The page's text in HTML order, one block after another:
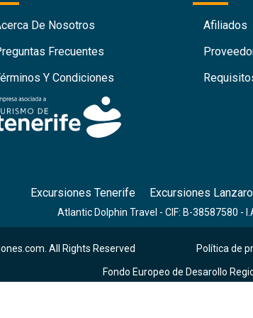
De Nosotros
Frecuentes
Y Condiciones
Afiliados
Excursiones Tenerife Excursiones
Atlantic Dolphin Travel - CIF: B-38587580 -
All Rights Reserved Política de
Fondo Europeo de Desarollo